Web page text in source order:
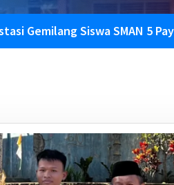
Gemilang Siswa SMAN 5